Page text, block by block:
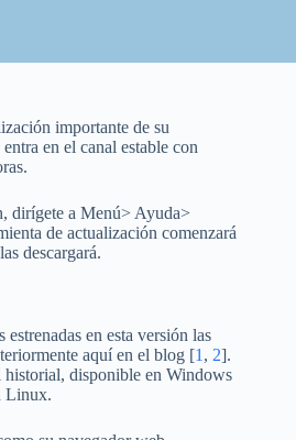
importante de su
en el canal estable con
dirígete a Menú> Ayuda>
de actualización comenzará
descargará.
en esta versión las
aquí en el blog [1 , 2].
historial, disponible en Windows
Linux.